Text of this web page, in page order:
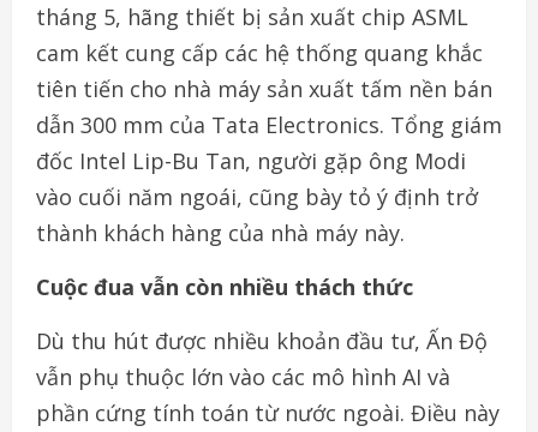
tháng 5, hãng thiết bị sản xuất chip ASML
cam kết cung cấp các hệ thống quang khắc
tiên tiến cho nhà máy sản xuất tấm nền bán
dẫn 300 mm của Tata Electronics. Tổng giám
đốc Intel Lip-Bu Tan, người gặp ông Modi
vào cuối năm ngoái, cũng bày tỏ ý định trở
thành khách hàng của nhà máy này.
Cuộc đua vẫn còn nhiều thách thức
Dù thu hút được nhiều khoản đầu tư, Ấn Độ
vẫn phụ thuộc lớn vào các mô hình AI và
phần cứng tính toán từ nước ngoài. Điều này